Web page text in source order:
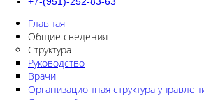
Главная
Общие сведения
Структура
Руководство
Врачи
Организационная структура